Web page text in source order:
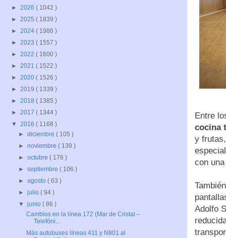
Entre
cocina
y
con
Adolfo
► 2026 ( 1042 )
► 2025 ( 1839 )
► 2024 ( 1986 )
► 2023 ( 1557 )
► 2022 ( 1600 )
► 2021 ( 1522 )
► 2020 ( 1526 )
► 2019 ( 1339 )
► 2018 ( 1385 )
► 2017 ( 1344 )
▼ 2016 ( 1168 )
►diciembre( 105 )
►noviembre( 139 )
►octubre( 176 )
►septiembre( 106 )
►agosto( 63 )
►julio( 94 )
▼junio( 86 )
Cambios en la línea 172 (Mar de Cristal –
Telefóni...
Más autobuses líneas 411 y N801 al